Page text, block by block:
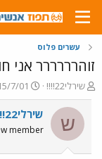
עשרים פלוס
זוהרררררר אני
פ
ו
ת
ח
ה
שירלי22!!!!
פ
ו
ר
ם
7/01
ש שירלי22!!!!
member